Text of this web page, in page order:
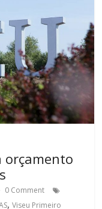
orçamento
0 Comment
,Viseu Primeiro